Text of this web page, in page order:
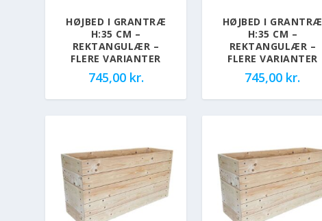
HØJBED I GRANTRÆ
H:35 CM –
REKTANGULÆR –
FLERE VARIANTER
745,00 kr.
HØJBED I GRANTRÆ
H:35 CM –
REKTANGULÆR –
FLERE VARIANTER
745,00 kr.